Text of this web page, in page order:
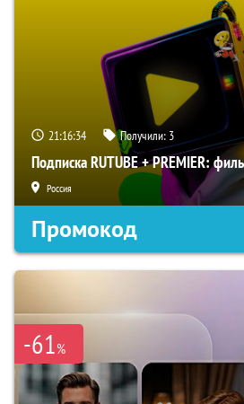
21:16:33 Получили: 3
Подписка RUTUBE + PREMIER:
Россия
Промокод
-61%